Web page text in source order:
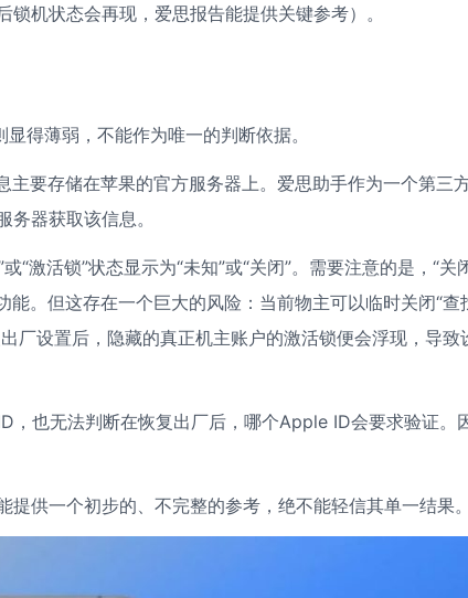
机状态会再现，爱思报告能提供关键参考）。
得薄弱，不能作为唯一的判断依据。
要存储在苹果的官方服务器上。爱思助手作为一个第三
器获取该信息。
“激活锁”状态显示为“未知”或“关闭”。需要注意的是，“关
。但这存在一个巨大的风险：当前物主可以临时关闭“查
厂设置后，隐藏的真正机主账户的激活锁便会浮现，导致
，也无法判断在恢复出厂后，哪个Apple ID会要求验证。
供一个初步的、不完整的参考，绝不能轻信其单一结果